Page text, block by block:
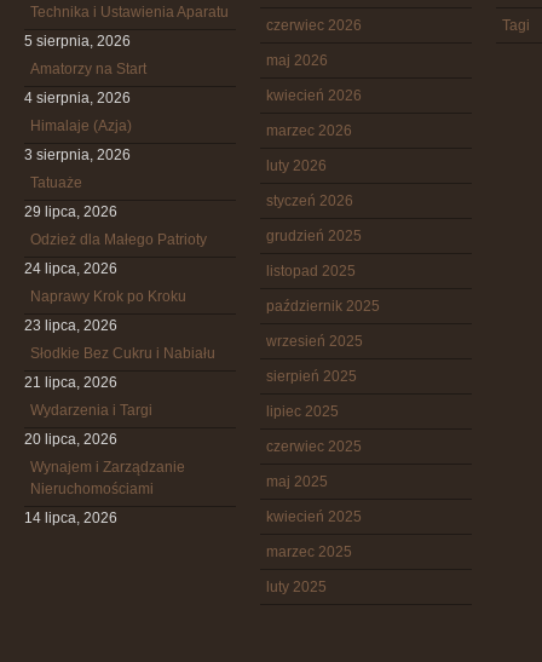
Technika i Ustawienia Aparatu
5 sierpnia, 2026
Amatorzy na Start
4 sierpnia, 2026
Himalaje (Azja)
3 sierpnia, 2026
Tatuaże
29 lipca, 2026
Odzież dla Małego Patrioty
24 lipca, 2026
Naprawy Krok po Kroku
23 lipca, 2026
Słodkie Bez Cukru i Nabiału
21 lipca, 2026
Wydarzenia i Targi
20 lipca, 2026
Wynajem i Zarządzanie
Nieruchomościami
14 lipca, 2026
czerwiec 2026
maj 2026
kwiecień 2026
marzec 2026
luty 2026
styczeń 2026
grudzień 2025
listopad 2025
październik 2025
wrzesień 2025
sierpień 2025
lipiec 2025
czerwiec 2025
maj 2025
kwiecień 2025
marzec 2025
luty 2025
Tagi